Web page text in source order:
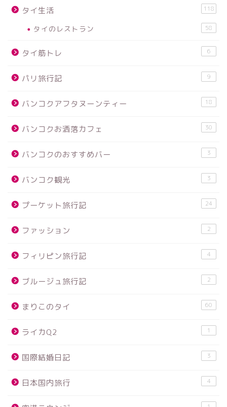
タイ生活 118
タイのレストラン 58
タイ筋トレ 6
パリ旅行記 9
バンコクアフタヌーンティー 18
バンコクお洒落カフェ 30
バンコクのおすすめバー 3
バンコク観光 3
プーケット旅行記 24
ファッション 2
フィリピン旅行記 4
ブルージュ旅行記 2
まりこのタイ 60
ライカQ2 1
国際結婚日記 3
日本国内旅行 4